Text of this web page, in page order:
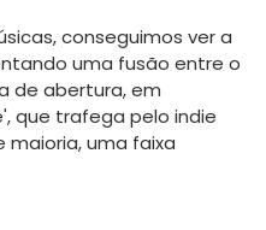
conseguimos ver a
uma fusão entre o
de abertura, em
que trafega pelo indie
maioria, uma faixa